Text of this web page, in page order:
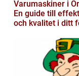
Varumaskiner i
En guide till
och kvalitet i ditt